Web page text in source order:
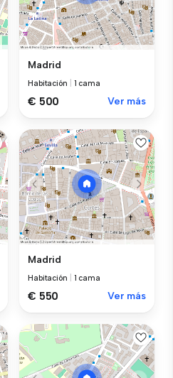
Madrid
Habitación 1 cama
€ 500 Ver más
Madrid
Habitación 1 cama
€ 550 Ver más